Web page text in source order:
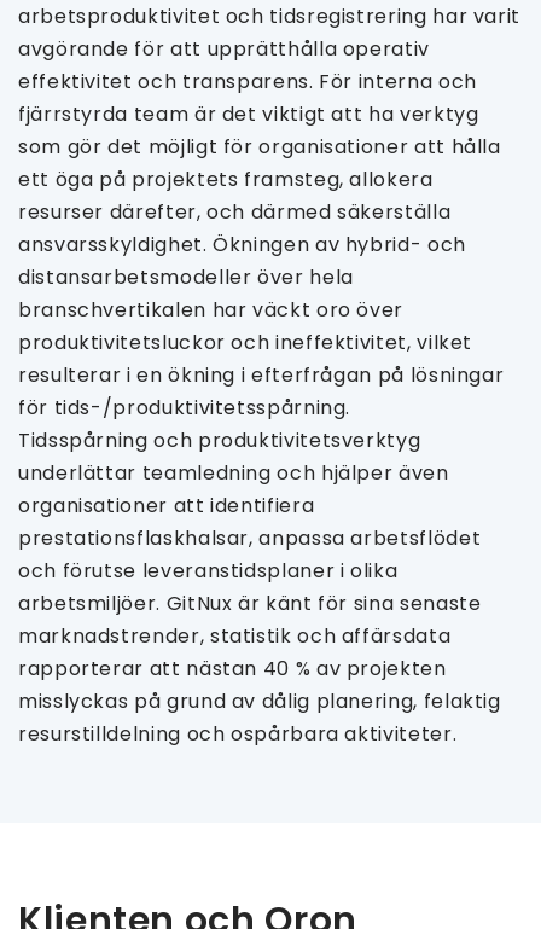
arbetsproduktivitet och tidsregistrering har varit
avgörande för att upprätthålla operativ
effektivitet och transparens. För interna och
fjärrstyrda team är det viktigt att ha verktyg
som gör det möjligt för organisationer att hålla
ett öga på projektets framsteg, allokera
resurser därefter, och därmed säkerställa
ansvarsskyldighet. Ökningen av hybrid- och
distansarbetsmodeller över hela
branschvertikalen har väckt oro över
produktivitetsluckor och ineffektivitet, vilket
resulterar i en ökning i efterfrågan på lösningar
för tids-/produktivitetsspårning.
Tidsspårning och produktivitetsverktyg
underlättar teamledning och hjälper även
organisationer att identifiera
prestationsflaskhalsar, anpassa arbetsflödet
och förutse leveranstidsplaner i olika
arbetsmiljöer. GitNux är känt för sina senaste
marknadstrender, statistik och affärsdata
rapporterar att nästan 40 % av projekten
misslyckas på grund av dålig planering, felaktig
resurstilldelning och ospårbara aktiviteter.